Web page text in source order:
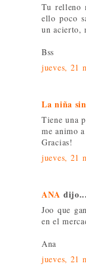
Tu relleno
ello poco
un acierto,
Bss
jueves, 21
La niña
Tiene una
me animo
Gracias!
jueves, 21
ANA dijo...
Joo que
en el
Ana
jueves, 21